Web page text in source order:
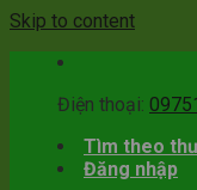
Skip to content
Điện thoại:
Tìm theo
Đăng nhập